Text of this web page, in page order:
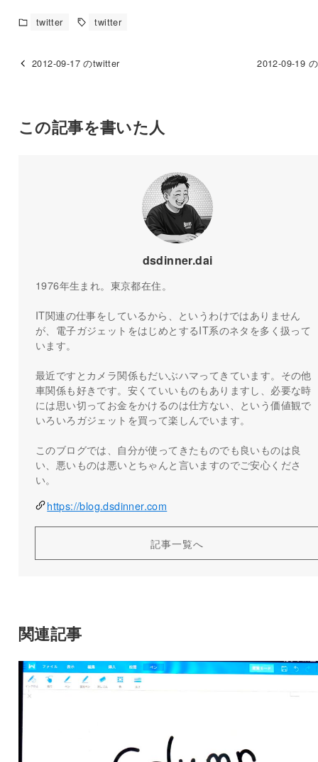
twitter twitter
2012-09-17 のtwitter 2012-09-19
この記事を書いた人
dsdinner.dai
1976年生まれ。東京都在住。
IT関連の仕事をしているから、というわけではありません
が、電子ガジェットをはじめとするIT系のネタを多く扱って
います。
最近ですとカメラ関係もだいぶハマってきています。その他
車関係も好きです。安くていいものもありますし、必要な時
には思い切ってお金をかけるのは仕方ない、という価値観で
いろいろガジェットを買って楽しんでいます。
このブログでは、自分が使ってきたものでも良いものは良
い、悪いものは悪いとちゃんと言いますのでご安心くださ
い。
https://blog.dsdinner.com
記事一覧へ
関連記事